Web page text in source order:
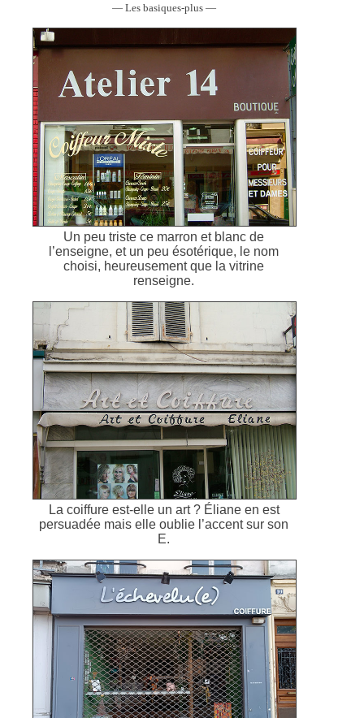
— Les basiques-plus —
Un peu triste ce marron et blanc de
l’enseigne, et un peu ésotérique, le nom
choisi, heureusement que la vitrine
renseigne.
La coiffure est-elle un art ? Éliane en est
persuadée mais elle oublie l’accent sur son
E.